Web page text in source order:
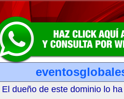
El dueño de este dominio lo